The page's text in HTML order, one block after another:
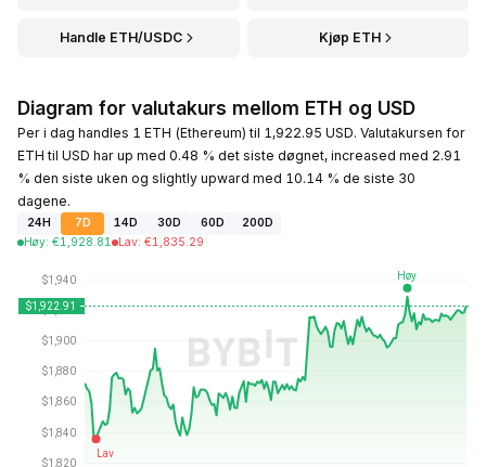
Handle ETH/USDC Kjøp ETH
Diagram for valutakurs mellom ETH og USD
Per i dag handles 1 ETH (Ethereum) til 1,922.95 USD. Valutakursen for
ETH til USD har up med 0.48 % det siste døgnet, increased med 2.91
% den siste uken og slightly upward med 10.14 % de siste 30
dagene.
24H 7D 14D 30D 60D
200D
Høy: €1,928.81 Lav: €1,835.29
Sist oppdatert: 2026-08-08, 14:57 GMT+0